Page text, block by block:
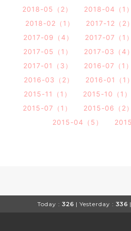
2018-05（2）
2018-04（1）
2018-02（1）
2017-12（2）
2017-09（4）
2017-07（1）
2017-05（1）
2017-03（4）
2017-01（3）
2016-07（1）
2016-03（2）
2016-01（1）
2015-11（1）
2015-10（1）
2015-07（1）
2015-06（2）
2015-04（5）
Today : 326 | Yesterday : 336